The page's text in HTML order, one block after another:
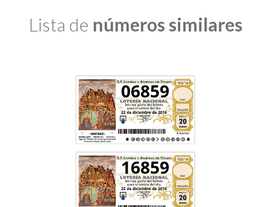
Lista de números similares
06859
16859